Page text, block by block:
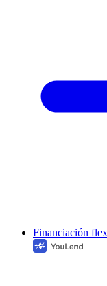
Financiación